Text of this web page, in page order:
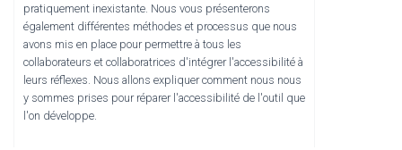
pratiquement inexistante. Nous vous présenterons
également différentes méthodes et processus que nous
avons mis en place pour permettre à tous les
collaborateurs et collaboratrices d'intégrer l'accessibilité à
leurs réflexes. Nous allons expliquer comment nous nous
y sommes prises pour réparer l'accessibilité de l'outil que
l'on développe.